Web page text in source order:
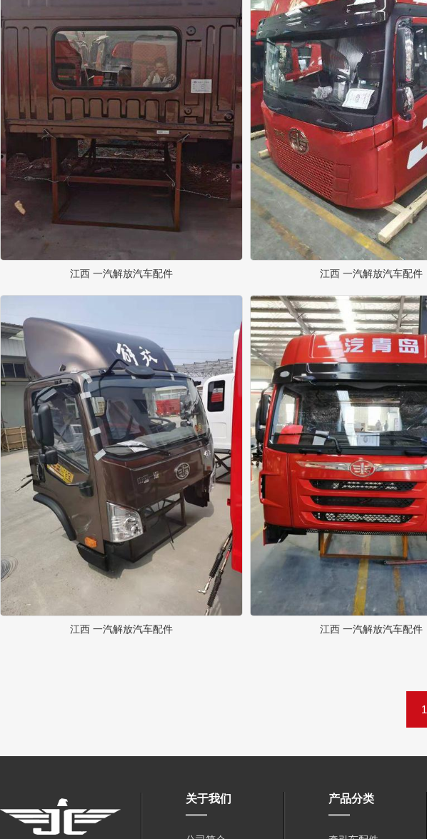
江西 一汽解放汽车配件 江西 一汽解放汽车配件
江西 一汽解放汽车配件 江西 一汽解放汽车配件
1
关于我们 产品分类